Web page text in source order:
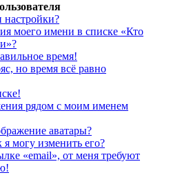
моего имени в списке «Кто
время!
но время всё равно
рядом с моим именем
аватары?
я могу изменить его?
«email», от меня требуют